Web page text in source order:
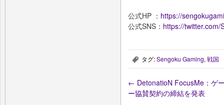
公式HP ： https://
公式SNS： https://twitter.com/
, タグ:Sengoku Gaming, 戦国
← DetonatioN FocusMe：ゲ
ー協賛契約の締結を発表